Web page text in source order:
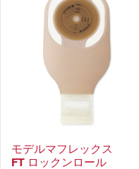
モデルマフレックス
FT ロックンロール